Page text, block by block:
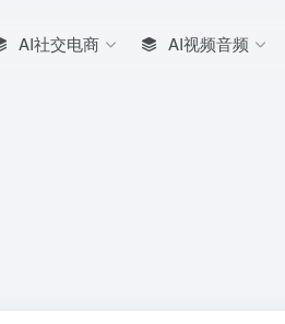
AI社交电商 AI视频音频